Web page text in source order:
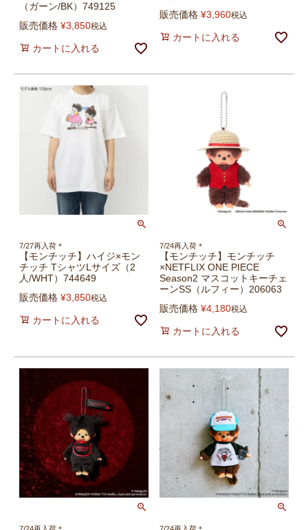
（ガーン/BK）749125
販売価格 ¥3,850税込
カートに入れる
販売価格 ¥3,960税込
カートに入れる
7/27再入荷＊
【モンチッチ】ハイジ×モン
チッチ TシャツLサイズ（2
人/WHT）744649
販売価格 ¥3,850税込
カートに入れる
7/24再入荷＊
【モンチッチ】モンチッチ
×NETFLIX ONE PIECE
Season2 マスコットキーチェ
ーンSS（ルフィー）206063
販売価格 ¥4,180税込
カートに入れる